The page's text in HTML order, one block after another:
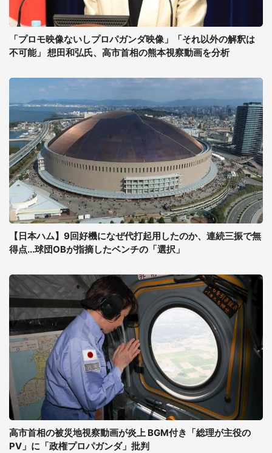
「プロモ映像ないしプロパガンダ映像」「それ以外の解釈は
不可能」 想田和弘氏、高市首相の熊本視察動画を分析
【日本ハム】9回好機になぜ代打起用したのか、連続三振で無
得点...球団OBが指摘したベンチの「選択」
高市首相の被災地視察動画が炎上 BGM付き「総理が主役の
PV」に「政権プロパガンダ」批判